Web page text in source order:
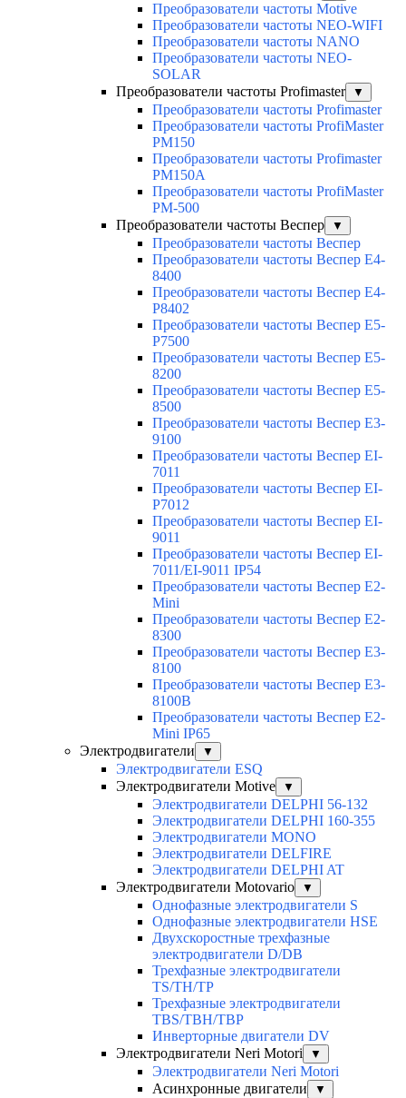
Преобразователи частоты Motive
Преобразователи частоты NEO-WIFI
Преобразователи частоты NANO
Преобразователи частоты NEO-
SOLAR
Преобразователи частоты Profimaster
▼
Преобразователи частоты Profimaster
Преобразователи частоты ProfiMaster
PM150
Преобразователи частоты Profimaster
PM150A
Преобразователи частоты ProfiMaster
PM-500
Преобразователи частоты Веспер
▼
Преобразователи частоты Веспер
Преобразователи частоты Веспер E4-
8400
Преобразователи частоты Веспер E4-
P8402
Преобразователи частоты Веспер E5-
P7500
Преобразователи частоты Веспер E5-
8200
Преобразователи частоты Веспер E5-
8500
Преобразователи частоты Веспер E3-
9100
Преобразователи частоты Веспер EI-
7011
Преобразователи частоты Веспер EI-
P7012
Преобразователи частоты Веспер EI-
9011
Преобразователи частоты Веспер EI-
7011/EI-9011 IP54
Преобразователи частоты Веспер E2-
Mini
Преобразователи частоты Веспер E2-
8300
Преобразователи частоты Веспер E3-
8100
Преобразователи частоты Веспер E3-
8100B
Преобразователи частоты Веспер E2-
Mini IP65
Электродвигатели
▼
Электродвигатели ESQ
Электродвигатели Motive
▼
Электродвигатели DELPHI 56-132
Электродвигатели DELPHI 160-355
Электродвигатели MONO
Электродвигатели DELFIRE
Электродвигатели DELPHI AT
Электродвигатели Motovario
▼
Однофазные электродвигатели S
Однофазные электродвигатели HSE
Двухскоростные трехфазные
электродвигатели D/DB
Трехфазные электродвигатели
TS/TH/TP
Трехфазные электродвигатели
TBS/TBH/TBP
Инверторные двигатели DV
Электродвигатели Neri Motori
▼
Электродвигатели Neri Motori
Асинхронные двигатели
▼